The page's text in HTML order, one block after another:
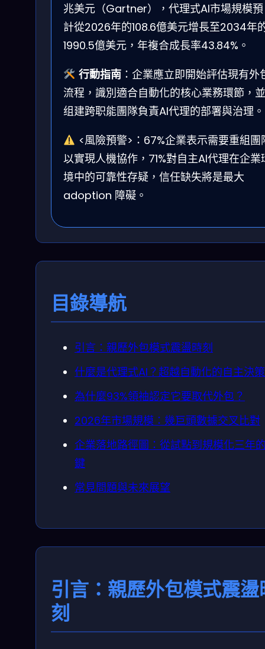
兆美元（Gartner），代理式AI市場規模預
計從2026年的108.6億美元增長至2034年
1990.5億美元，年複合成長率43.84%。
行動指南：企業應立即開始評估現有外
流程，識別適合自動化的核心業務環節，並
组建跨职能團隊負責AI代理的部署與治理。
<風險預警>：67%企業表示需要重組團
以實現人機協作，71%對自主AI代理在企業
境中的可靠性存疑，信任缺失將是最大
adoption 障礙。
目錄導航
引言：親歷外包模式震盪時刻
什麼是代理式AI？超越自動化的自主決
為什麼93%領袖認定它要取代外包？
2026年市場規模：幾巨頭數據交叉比對
企業落地路徑圖：從試點到規模化三年
鍵
常見問題與未來展望
引言：親歷外包模式震盪
刻